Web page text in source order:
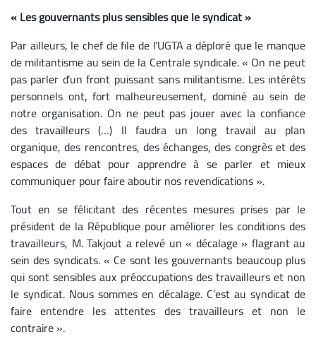
« Les gouvernants plus sensibles que le syndicat »
Par ailleurs, le chef de file de l’UGTA a déploré que le manque
de militantisme au sein de la Centrale syndicale. « On ne peut
pas parler d’un front puissant sans militantisme. Les intérêts
personnels ont, fort malheureusement, dominé au sein de
notre organisation. On ne peut pas jouer avec la confiance
des travailleurs (…) Il faudra un long travail au plan
organique, des rencontres, des échanges, des congrès et des
espaces de débat pour apprendre à se parler et mieux
communiquer pour faire aboutir nos revendications ».
Tout en se félicitant des récentes mesures prises par le
président de la République pour améliorer les conditions des
travailleurs, M. Takjout a relevé un « décalage » flagrant au
sein des syndicats. « Ce sont les gouvernants beaucoup plus
qui sont sensibles aux préoccupations des travailleurs et non
le syndicat. Nous sommes en décalage. C’est au syndicat de
faire entendre les attentes des travailleurs et non le
contraire ».